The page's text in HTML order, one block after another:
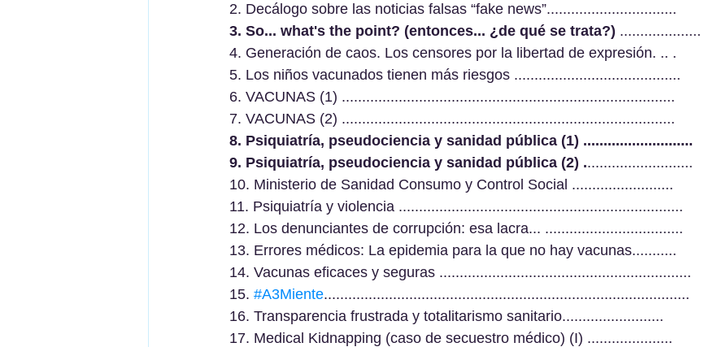
2. Decálogo sobre las noticias falsas “fake news”................................
3. So... what's the point? (entonces... ¿de qué se trata?) ....................
4. Generación de caos. Los censores por la libertad de expresión. .. .
5. Los niños vacunados tienen más riesgos .........................................
6. VACUNAS (1) ..................................................................................
7. VACUNAS (2) ..................................................................................
8. Psiquiatría, pseudociencia y sanidad pública (1) ...........................
9. Psiquiatría, pseudociencia y sanidad pública (2) ...........................
10. Ministerio de Sanidad Consumo y Control Social .........................
11. Psiquiatría y violencia ......................................................................
12. Los denunciantes de corrupción: esa lacra... ..................................
13. Errores médicos: La epidemia para la que no hay vacunas...........
14. Vacunas eficaces y seguras ..............................................................
15. #A3Miente..........................................................................................
16. Transparencia frustrada y totalitarismo sanitario.........................
17. Medical Kidnapping (caso de secuestro médico) (I) .....................